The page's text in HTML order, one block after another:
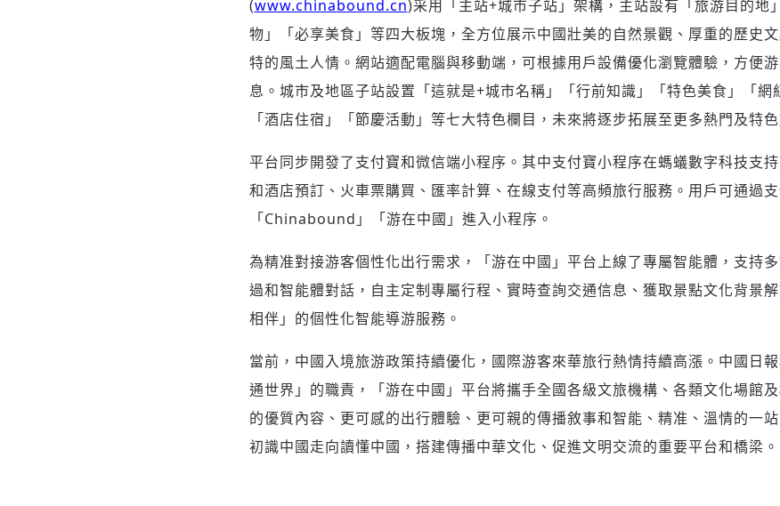
(www.chinabound.cn)采用 「主站+城市子站 」 架構，主站設有 「旅游目的地
物 」「必享美食 」 等四大板塊，全方位展示中國壯美的自然景觀、厚重的歷史
特的風土人情。網站適配電腦與移動端，可根據用戶設備優化瀏覽體驗，方便
息。城市及地區子站設置 「這就是+城市名稱 」「行前知識 」「特色美食 」「網
「酒店住宿 」「節慶活動 」 等七大特色欄目，未來將逐步拓展至更多熱門及特
平台同步開發了支付寶和微信端小程序。其中支付寶小程序在螞蟻數字科技支
和酒店預訂、火車票購買、匯率計算、在線支付等高頻旅行服務。用戶可通過
「Chinabound 」「游在中國 」 進入小程序。
為精准對接游客個性化出行需求， 「游在中國 」 平台上線了專屬智能體，支持
過和智能體對話，自主定制專屬行程、實時查詢交通信息、獲取景點文化背景
相伴 」 的個性化智能導游服務。
當前，中國入境旅游政策持續優化，國際游客來華旅行熱情持續高漲。中國日
通世界 」 的職責， 「游在中國 」 平台將攜手全國各級文旅機構、各類文化場館
的優質內容、更可感的出行體驗、更可親的傳播敘事和智能、精准、溫情的一
初識中國走向讀懂中國，搭建傳播中華文化、促進文明交流的重要平台和橋梁。